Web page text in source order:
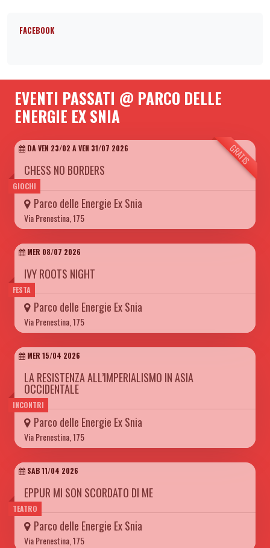
FACEBOOK
EVENTI PASSATI @ PARCO DELLE
ENERGIE EX SNIA
GIOCHI
GRATIS
DA VEN 23/02 A VEN 31/07 2026
CHESS NO BORDERS
Parco delle Energie Ex Snia
Via Prenestina, 175
FESTA
MER 08/07 2026
IVY ROOTS NIGHT
Parco delle Energie Ex Snia
Via Prenestina, 175
INCONTRI
MER 15/04 2026
LA RESISTENZA ALL’IMPERIALISMO IN ASIA
OCCIDENTALE
Parco delle Energie Ex Snia
Via Prenestina, 175
TEATRO
SAB 11/04 2026
EPPUR MI SON SCORDATO DI ME
Parco delle Energie Ex Snia
Via Prenestina, 175